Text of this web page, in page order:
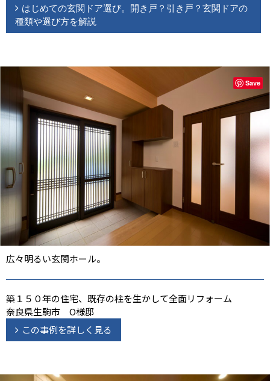
はじめての玄関ドア選び。開き戸？引き戸？玄関ドアの
種類や選び方を解説
広々明るい玄関ホール。
築１５０年の住宅、既存の柱を生かして全面リフォーム
奈良県生駒市 O様邸
この事例を詳しく見る
Save